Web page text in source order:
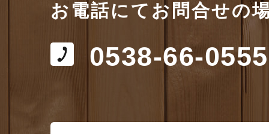
お電話にてお問合せの
0538-66-0555